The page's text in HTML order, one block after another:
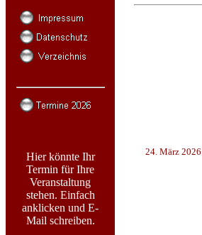
Hier könnte Ihr
Termin für Ihre
Veranstaltung
stehen. Einfach
anklicken und E-
Mail schreiben.
24. März 2026